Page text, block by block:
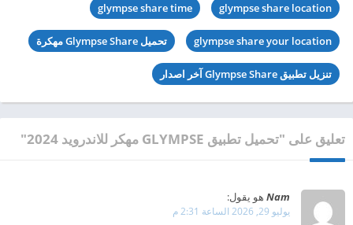
glympse share location
glympse share time
glympse share your location تحميل Glympse Share مهكرة
تنزيل تطبيق Glympse Share آخر اصدار
تعليق على "تحميل تطبيق GLYMPSE مهكر للاندرويد 2024"
Nam هو يقول:
يوليو 29, 2026 الساعة 2:31 م